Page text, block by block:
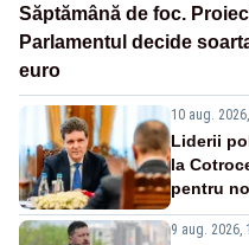
Săptămână de foc.
Parlamentul decide
euro
10 aug.
Liderii
la
pentru
9 aug. 2026,